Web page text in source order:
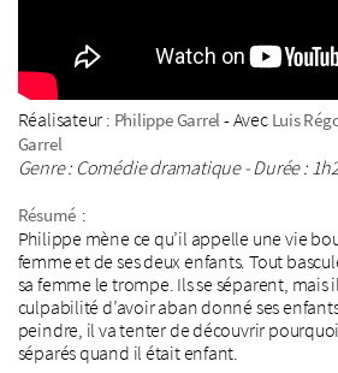
Réalisateur : Philippe Garrel - Avec Luis
Garrel
Genre : Comédie dramatique - Durée :
Résumé :
Philippe mène ce qu’il appelle une vie
femme et de ses deux enfants. Tout
sa femme le trompe. Ils se séparent, mais
culpabilité d’avoir aban donné ses
peindre, il va tenter de découvrir
séparés quand il était enfant.